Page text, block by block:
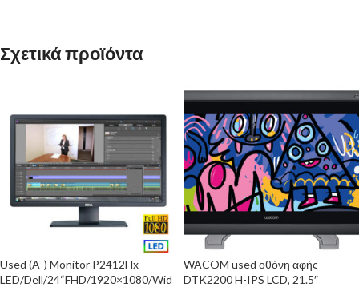
Σχετικά προϊόντα
Used (A-) Monitor P2412Hx
LED/Dell/24“FHD/1920×1080/Wid
WACOM used οθόνη αφής
DTK2200 H-IPS LCD, 21.5″